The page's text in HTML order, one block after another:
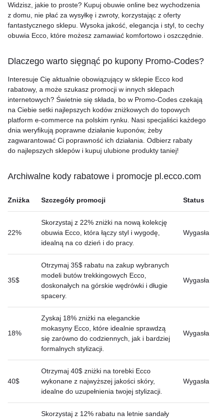
Widzisz, jakie to proste? Kupuj obuwie online bez wychodzenia
z domu, nie płać za wysyłkę i zwroty, korzystając z oferty
fantastycznego sklepu. Wysoka jakość, elegancja i styl, to cechy
obuwia Ecco, które możesz zamawiać komfortowo i oszczędnie.
Dlaczego warto sięgnąć po kupony Promo-Codes?
Interesuje Cię aktualnie obowiązujący w sklepie Ecco kod
rabatowy, a może szukasz promocji w innych sklepach
internetowych? Świetnie się składa, bo w Promo-Codes czekają
na Ciebie setki najlepszych kodów zniżkowych do topowych
platform e-commerce na polskim rynku. Nasi specjaliści każdego
dnia weryfikują poprawne działanie kuponów, żeby
zagwarantować Ci poprawność ich działania. Odbierz rabaty
do najlepszych sklepów i kupuj ulubione produkty taniej!
Archiwalne kody rabatowe i promocje pl.ecco.com
Zniżka Szczegóły promocji Status
22%
Skorzystaj z 22% zniżki na nową kolekcję
obuwia Ecco, która łączy styl i wygodę,
idealną na co dzień i do pracy.
Wygasła
35$
Otrzymaj 35$ rabatu na zakup wybranych
modeli butów trekkingowych Ecco,
doskonałych na górskie wędrówki i długie
spacery.
Wygasła
18%
Zyskaj 18% zniżki na eleganckie
mokasyny Ecco, które idealnie sprawdzą
się zarówno do codziennych, jak i bardziej
formalnych stylizacji.
Wygasła
40$
Otrzymaj 40$ zniżki na torebki Ecco
wykonane z najwyższej jakości skóry,
idealne do uzupełnienia twojej stylizacji.
Wygasła
Skorzystaj z 12% rabatu na letnie sandały